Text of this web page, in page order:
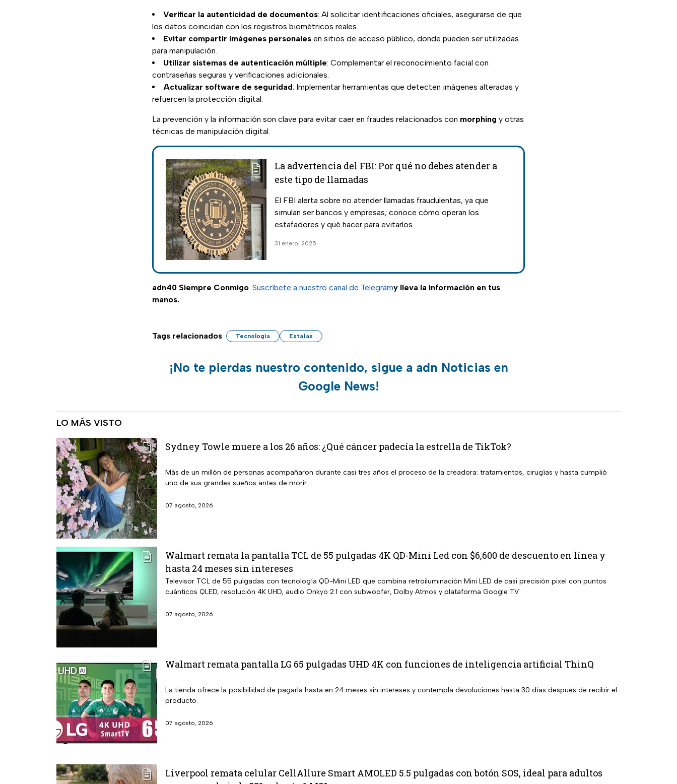
Verificar la autenticidad de documentos: Al solicitar identificaciones oficiales, asegurarse de que
los datos coincidan con los registros biométricos reales.
Evitar compartir imágenes personales en sitios de acceso público, donde pueden ser utilizadas
para manipulación.
Utilizar sistemas de autenticación múltiple: Complementar el reconocimiento facial con
contraseñas seguras y verificaciones adicionales.
Actualizar software de seguridad: Implementar herramientas que detecten imágenes alteradas y
refuercen la protección digital.
La prevención y la información son clave para evitar caer en fraudes relacionados con morphing y otras
técnicas de manipulación digital.
La advertencia del FBI: Por qué no debes atender a
este tipo de llamadas
El FBI alerta sobre no atender llamadas fraudulentas, ya que
simulan ser bancos y empresas; conoce cómo operan los
estafadores y qué hacer para evitarlos.
31 enero, 2025
adn40 Siempre Conmigo. Suscríbete a nuestro canal de Telegramy lleva la información en tus
manos.
Tags relacionados Tecnología Estafas
¡No te pierdas nuestro contenido, sigue a adn Noticias en
Google News!
LO MÁS VISTO
Sydney Towle muere a los 26 años: ¿Qué cáncer padecía la estrella de TikTok?
Más de un millón de personas acompañaron durante casi tres años el proceso de la creadora: tratamientos, cirugías y hasta cumplió
uno de sus grandes sueños antes de morir.
07 agosto, 2026
Walmart remata la pantalla TCL de 55 pulgadas 4K QD-Mini Led con $6,600 de descuento en línea y
hasta 24 meses sin intereses
Televisor TCL de 55 pulgadas con tecnología QD-Mini LED que combina retroiluminación Mini LED de casi precisión pixel con puntos
cuánticos QLED, resolución 4K UHD, audio Onkyo 2.1 con subwoofer, Dolby Atmos y plataforma Google TV.
07 agosto, 2026
Walmart remata pantalla LG 65 pulgadas UHD 4K con funciones de inteligencia artificial ThinQ
La tienda ofrece la posibilidad de pagarla hasta en 24 meses sin intereses y contempla devoluciones hasta 30 días después de recibir el
producto.
07 agosto, 2026
Liverpool remata celular CellAllure Smart AMOLED 5.5 pulgadas con botón SOS, ideal para adultos